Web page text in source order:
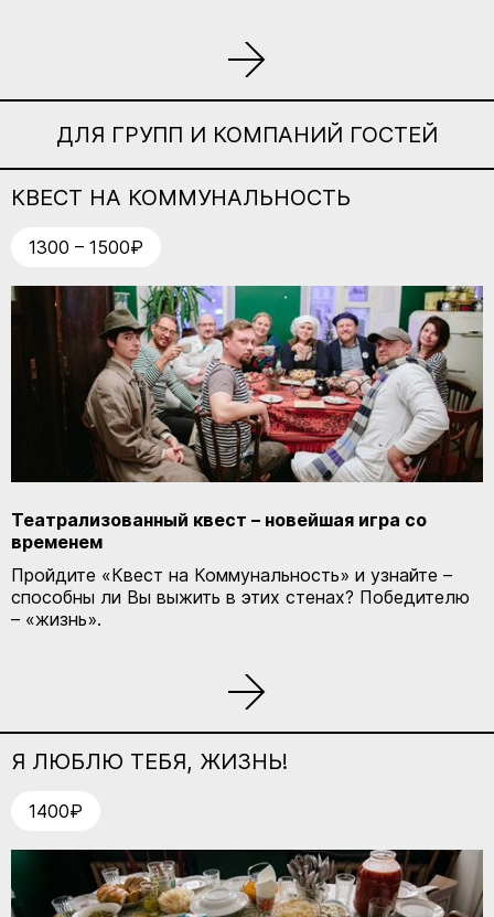
КУПИТЬ БИЛЕТ
КУПИТЬ БИЛЕТ
https://vkvideo.ru/playlist/-22000865_2
https://artkommunalka.com/stories
ПРОГУЛКА ПО МАРШРУТУ
ДЛЯ ГРУПП И КОМПАНИЙ ГОСТЕЙ
КВЕСТ НА КОММУНАЛЬНОСТЬ
1300 – 1500₽
Театрализованный квест – новейшая игра со
временем
Пройдите «Квест на Коммунальность» и узнайте –
способны ли Вы выжить в этих стенах? Победителю
– «жизнь».
Я ЛЮБЛЮ ТЕБЯ, ЖИЗНЬ!
1400₽